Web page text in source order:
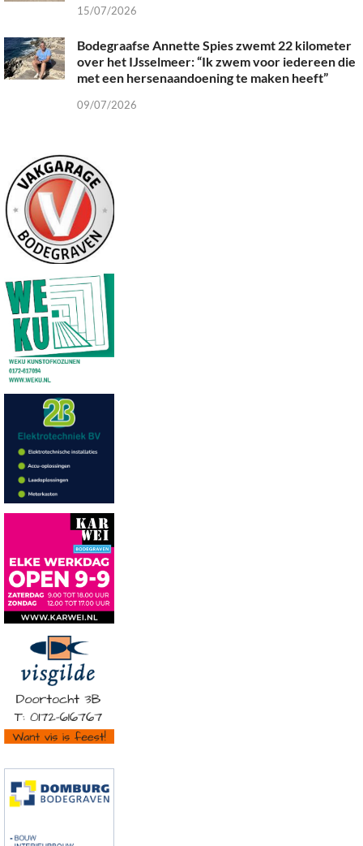
15/07/2026
Bodegraafse Annette Spies zwemt 22 kilometer
over het IJsselmeer: “Ik zwem voor iedereen die
met een hersenaandoening te maken heeft”
09/07/2026